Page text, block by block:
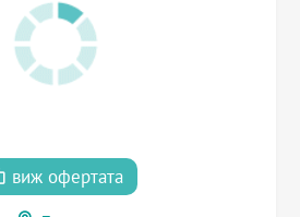
виж офертата